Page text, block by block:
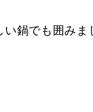
い鍋でも囲みま